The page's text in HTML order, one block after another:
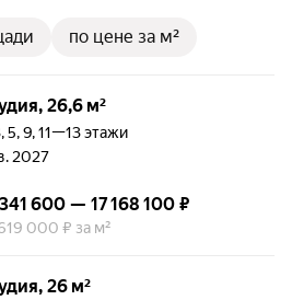
по цене за м²
26,6 м²
5, 9, 11—13 этажи
2027
600 — 17 168 100 ₽
000 ₽ за м²
26 м²